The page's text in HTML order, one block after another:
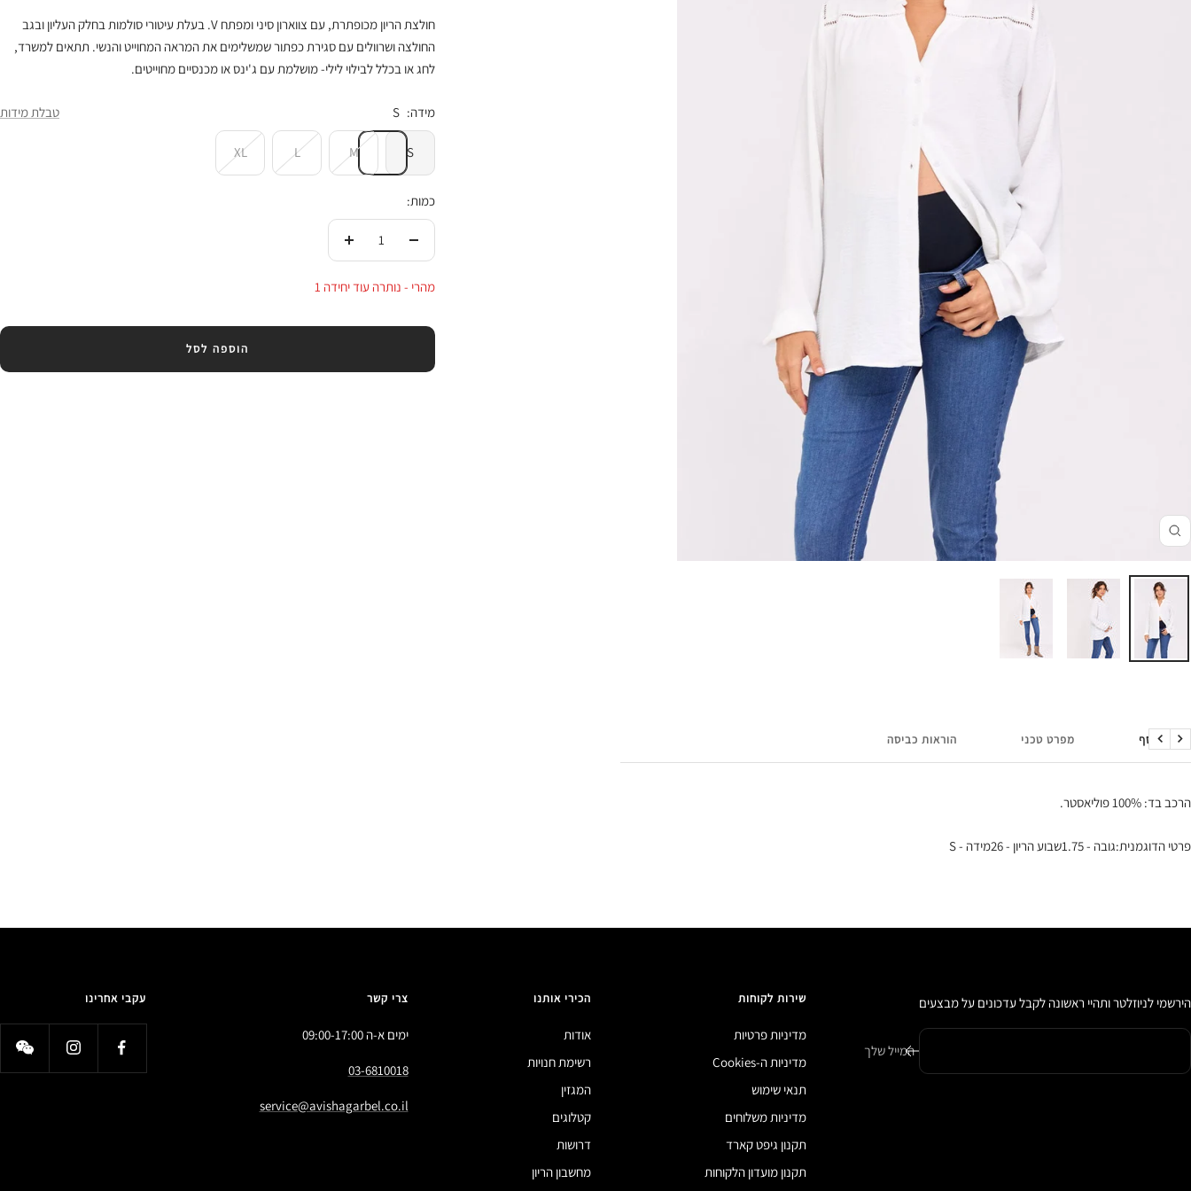
זום
חולצת הריון מכופתרת, עם צווארון סיני ומפתח V. בעלת עיטורי סולמות בחלק העליון ובגב
החולצה ושרוולים עם סגירת כפתור שמשלימים את המראה המחוייט והנשי. תתאים למשרד,
לחג או בכלל לבילוי לילי- מושלמת עם ג'ינס או מכנסיים מחוייטים.
מידה: S טבלת מידות
S
M
L
XL
כמות:
העלי
מהרי - נותרה עוד יחידה 1
הוספה לסל
מידע נוסף מפרט טכני הוראות כביסה
הקודם
הבא
הרכב בד: 100% פוליאסטר.
פרטי הדוגמנית:גובה - 1.75שבוע הריון - 26מידה - S
הירשמי לניוזלטר ותהיי ראשונה לקבל עדכונים על מבצעים
המייל שלך
שירות לקוחות
מדיניות פרטיות
מדיניות ה-Cookies
תנאי שימוש
מדיניות משלוחים
תקנון גיפט קארד
תקנון מועדון הלקוחות
הכירי אותנו
אודות
רשימת חנויות
המגזין
קטלוגים
דרושות
מחשבון הריון
צרי קשר
ימים א-ה 09:00-17:00
03-6810018
service@avishagarbel.co.il
עקבי אחרינו